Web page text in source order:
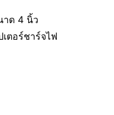
าด 4 นิ้ว
ตอร์ชาร์จไฟ